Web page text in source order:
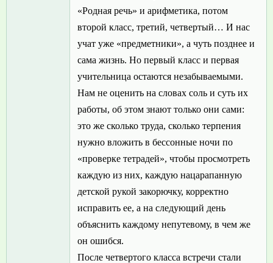
«Родная речь» и арифметика, потом
второй класс, третий, четвертый… И нас
учат уже «предметники», а чуть позднее и
сама жизнь. Но первый класс и первая
учительница остаются незабываемыми.
Нам не оценить на словах соль и суть их
работы, об этом знают только они сами:
это же сколько труда, сколько терпения
нужно вложить в бессонные ночи по
«проверке тетрадей», чтобы просмотреть
каждую из них, каждую нацарапанную
детской рукой закорючку, корректно
исправить ее, а на следующий день
объяснить каждому непутевому, в чем же
он ошибся.
После четвертого класса встречи стали